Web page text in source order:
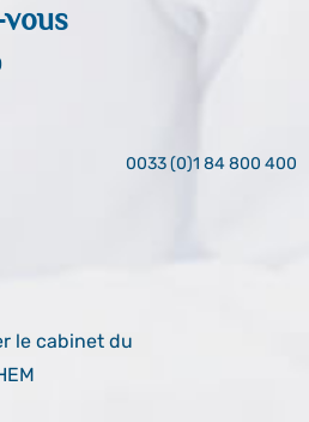
0033 (0)1 84 800 400
le cabinet du